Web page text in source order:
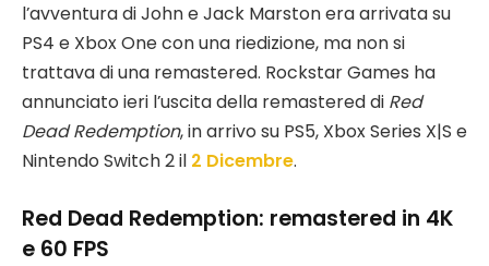
l’avventura di John e Jack Marston era arrivata su
PS4 e Xbox One con una riedizione, ma non si
trattava di una remastered. Rockstar Games ha
annunciato ieri l’uscita della remastered di Red
Dead Redemption, in arrivo su PS5, Xbox Series X|S e
Nintendo Switch 2 il 2 Dicembre.
Red Dead Redemption: remastered in 4K
e 60 FPS